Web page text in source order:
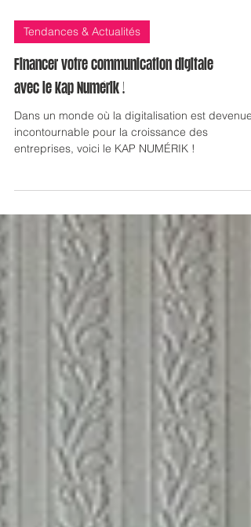
Tendances & Actualités
Financer votre communication digitale
avec le Kap Numérik !
incontournable pour la croissance des
entreprises, voici le KAP NUMÉRIK !